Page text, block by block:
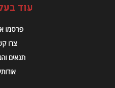
עוד
פרסמו
צרו
תנאים